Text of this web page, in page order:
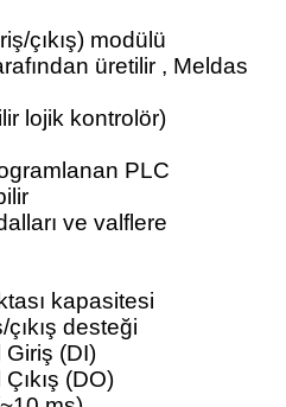
çıkış) modülü
üretilir , Meldas
lojik kontrolör)
PLC
ve valflere
kapasitesi
desteği
Giriş (DI)
(DO)